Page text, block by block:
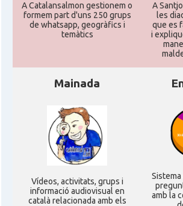
A Catalansalmon gestionem o
formem part d'uns 250 grups
de whatsapp, geogràfics i
temàtics
A
les
que es
i
Mainada
Ví­deos, activitats, grups i
informació audiovisual en
català relacionada amb els
amb la